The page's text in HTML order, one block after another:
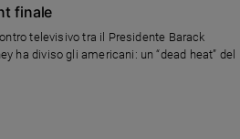
finale
televisivo tra il Presidente Barack
ha diviso gli americani: un “dead heat” del